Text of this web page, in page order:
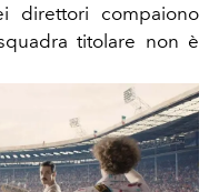
direttori compaiono
titolare non è